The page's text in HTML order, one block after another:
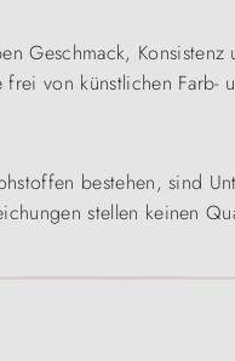
Geschmack,
frei von künstlichen Farb-
bestehen, sind
stellen keinen